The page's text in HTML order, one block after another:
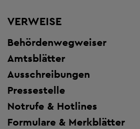
VERWEISE
Behördenwegweiser
Amtsblätter
Ausschreibungen
Pressestelle
Notrufe & Hotlines
Formulare & Merkblätter